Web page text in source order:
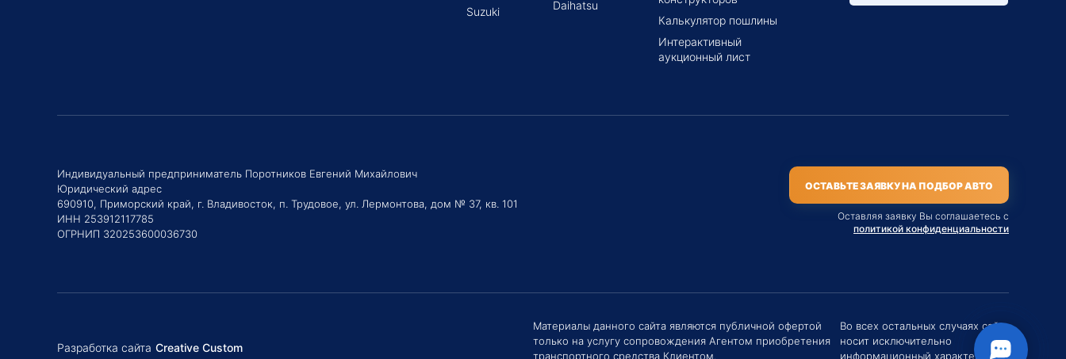
Suzuki
Daihatsu
Калькулятор пошлины
Интерактивный
аукционный лист
Индивидуальный предприниматель Поротников Евгений Михайлович
Юридический адрес
690910, Приморский край, г. Владивосток, п. Трудовое, ул. Лермонтова, дом № 37, кв. 101
ИНН 253912117785
ОГРНИП 320253600036730
ОСТАВЬТЕ ЗАЯВКУ НА ПОДБОР АВТО
Оставляя заявку Вы соглашаетесь с
политикой конфиденциальности
Материалы данного сайта являются публичной офертой
только на услугу сопровождения Агентом приобретения
транспортного средства Клиентом.
Во всех остальных случаях сайт
носит исключительно
информационный характер.
Разработка сайта Creative Custom Евгений Хоменко
Сроки поставки, условия договора и пр.) можете
задать их мне в чат!